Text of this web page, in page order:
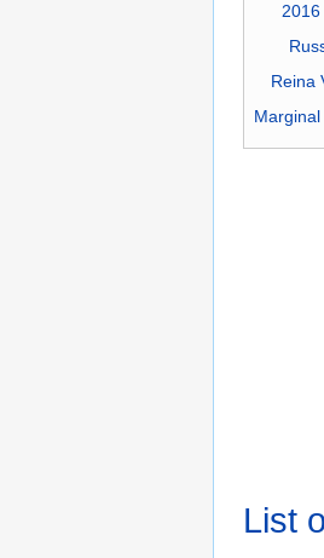
2016
Reina
List